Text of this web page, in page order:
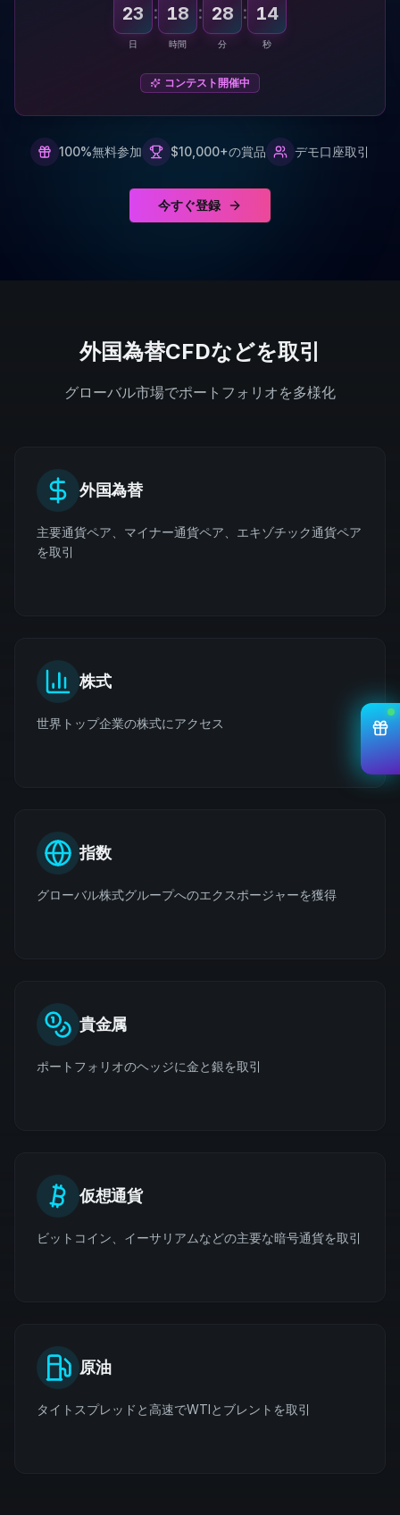
23
日
: 18
時間
: 28
分
: 13
秒
コンテスト開催中
100%無料参加 $10,000+の賞品 デモ口座取引
今すぐ登録
外国為替CFDなどを取引
グローバル市場でポートフォリオを多様化
外国為替
主要通貨ペア、マイナー通貨ペア、エキゾチック通貨ペア
を取引
株式
世界トップ企業の株式にアクセス
指数
グローバル株式グループへのエクスポージャーを獲得
貴金属
ポートフォリオのヘッジに金と銀を取引
仮想通貨
ビットコイン、イーサリアムなどの主要な暗号通貨を取引
原油
タイトスプレッドと高速でWTIとブレントを取引